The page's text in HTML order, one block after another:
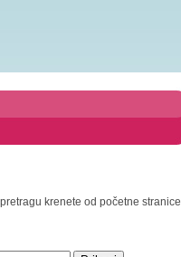
krenete od početne stranice